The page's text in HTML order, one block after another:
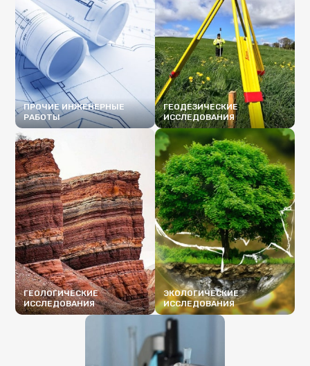
ПРОЧИЕ ИНЖЕНЕРНЫЕ
РАБОТЫ
ПОДРОБНЕЕ
ГЕОДЕЗИЧЕСКИЕ
ИССЛЕДОВАНИЯ
ПОДРОБНЕЕ
ГЕОЛОГИЧЕСКИЕ
ИССЛЕДОВАНИЯ
ЭКОЛОГИЧЕСКИЕ
ИССЛЕДОВАНИЯ